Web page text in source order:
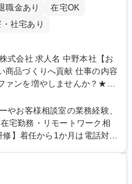
職金あり
在宅OK
・社宅あり
野本社【お
りへ貢献 仕事の内容
ァンを増やしませんか？★≫
いく上で、窓口となるお客
らの声に迅速かつ誠意をも
動に反映しています。 【具
様
やお客様相談室の業務経験、
宅勤務・リモートワーク相
リングループの広報機能を担